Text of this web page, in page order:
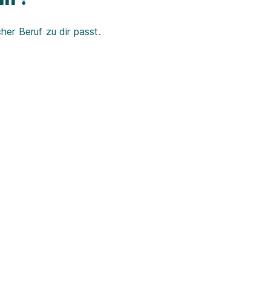
Beruf zu dir passt.